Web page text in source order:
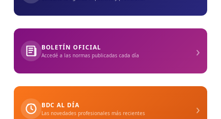
BOLETÍN OFICIAL
Accedé a las normas publicadas cada día ›
BDC AL DÍA
Las novedades profesionales más recientes ›